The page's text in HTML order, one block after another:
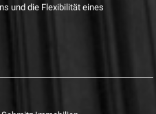
und die Flexibilität eines